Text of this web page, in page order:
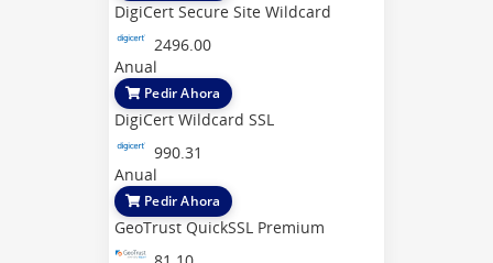
DigiCert Secure Site Wildcard
2496.00
Anual
Pedir Ahora
DigiCert Wildcard SSL
990.31
Anual
Pedir Ahora
GeoTrust QuickSSL Premium